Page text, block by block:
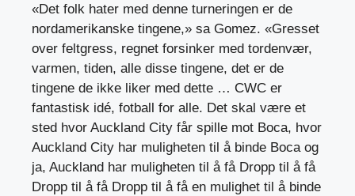
«Det folk hater med denne turneringen er de
nordamerikanske tingene,» sa Gomez. «Gresset
over feltgress, regnet forsinker med tordenvær,
varmen, tiden, alle disse tingene, det er de
tingene de ikke liker med dette … CWC er
fantastisk idé, fotball for alle. Det skal være et
sted hvor Auckland City får spille mot Boca, hvor
Auckland City har muligheten til å binde Boca og
ja, Auckland har muligheten til å få Dropp til å få
Dropp til å få Dropp til å få en mulighet til å binde